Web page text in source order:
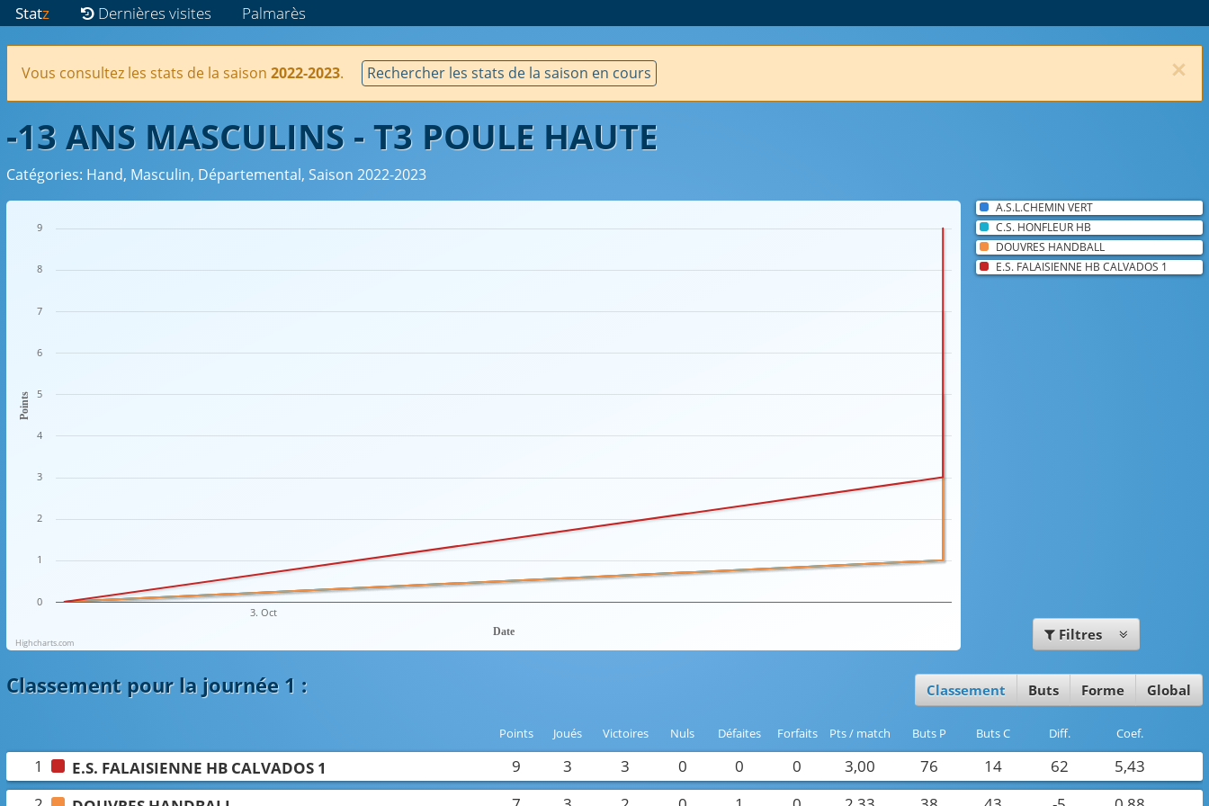
Statz Dernières visites Palmarès
×
Vous consultez les stats de la saison2022-2023. Rechercher les stats de la saison en cours
-13 ANS MASCULINS - T3 POULE HAUTE
Catégories: Hand, Masculin, Départemental, Saison 2022-2023
Date
Points
3. Oct
0
1
2
3
4
5
6
7
8
9
Highcharts.com
A.S.L.CHEMIN VERT
C.S. HONFLEUR HB
DOUVRES HANDBALL
E.S. FALAISIENNE HB CALVADOS 1
Filtres
Classement pour la journée 1 : Classement Buts Forme Global
Points Joués Victoires Nuls Défaites Forfaits Pts / match buts P buts C Diff. Coef.
1 E.S. FALAISIENNE HB CALVADOS 1 9 3 3 0 0 0 3,00 76 14 62
5,43